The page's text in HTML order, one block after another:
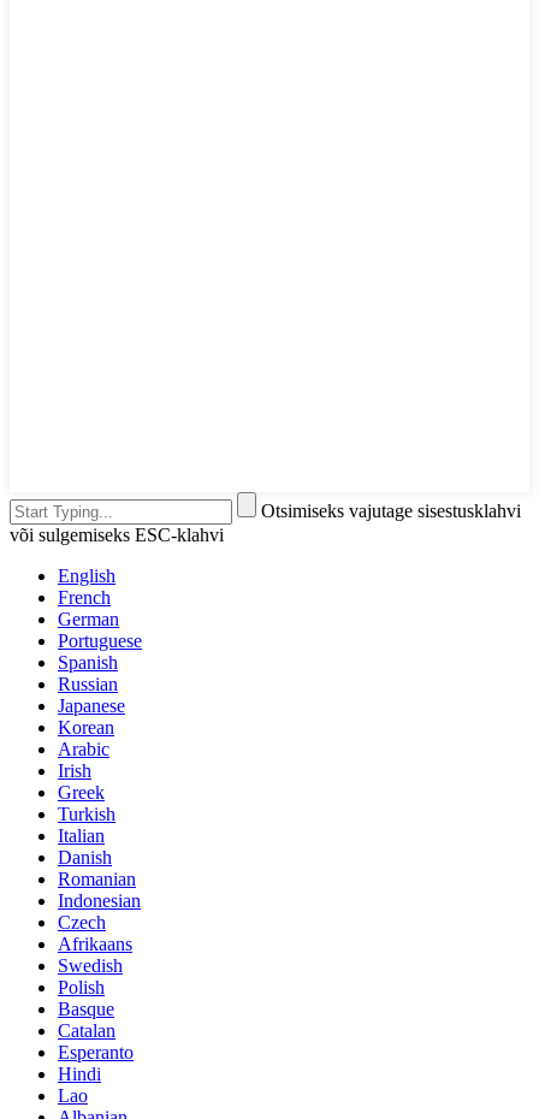
Otsimiseks vajutage sisestusklahvi
või sulgemiseks ESC-klahvi
English
French
German
Portuguese
Spanish
Russian
Japanese
Korean
Arabic
Irish
Greek
Turkish
Italian
Danish
Romanian
Indonesian
Czech
Afrikaans
Swedish
Polish
Basque
Catalan
Esperanto
Hindi
Lao